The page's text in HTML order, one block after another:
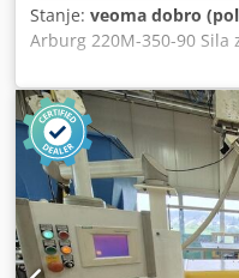
Stanje: veoma dobro
Arburg 220M-350-90 Sila
proizvodnje: 1996
Ijvof Razmak između